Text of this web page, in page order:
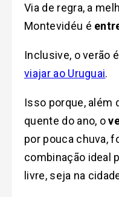
Via de regra, a
Montevidéu é
Inclusive, o verão
viajar ao Uruguai.
Isso porque, além
quente do ano, o
por pouca chuva,
combinação ideal
livre, seja na